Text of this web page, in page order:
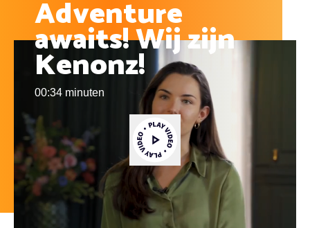
Adventure
awaits! Wij zijn
Kenonz!
00:34 minuten
Video afspelen